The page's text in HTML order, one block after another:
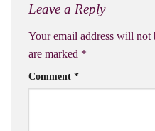
Leave a Reply
Your email address will not
are marked *
Comment *